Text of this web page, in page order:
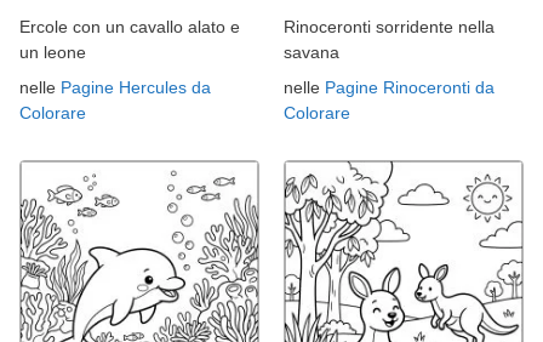
Ercole con un cavallo alato e
un leone
nelle Pagine Hercules da
Colorare
Rinoceronti sorridente nella
savana
nelle Pagine Rinoceronti da
Colorare